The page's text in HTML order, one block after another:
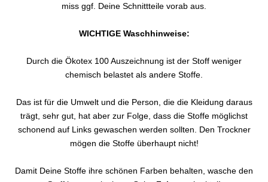
miss ggf. Deine Schnittteile vorab aus.
WICHTIGE Waschhinweise:
Durch die Ökotex 100 Auszeichnung ist der Stoff weniger
chemisch belastet als andere Stoffe.
Das ist für die Umwelt und die Person, die die Kleidung daraus
trägt, sehr gut, hat aber zur Folge, dass die Stoffe möglichst
schonend auf Links gewaschen werden sollten. Den Trockner
mögen die Stoffe überhaupt nicht!
Damit Deine Stoffe ihre schönen Farben behalten, wasche den